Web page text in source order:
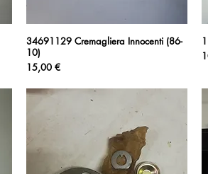
Vista rapida
34691129 Cremagliera Innocenti (86-
10)
Prezzo
15,00 €